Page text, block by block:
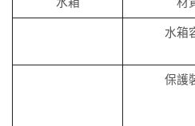
水箱
保護